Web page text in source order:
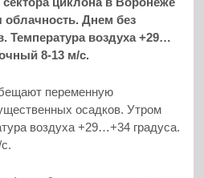
облачность. Днем без
Температура воздуха +29…
8-13 м/с.
переменную
осадков. Утром
воздуха +29…+34 градуса.